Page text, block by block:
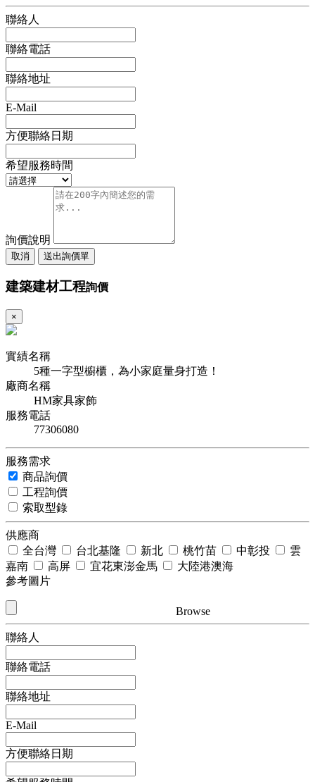
聯絡人
聯絡電話
聯絡地址
E-Mail
方便聯絡日期
希望服務時間
詢價說明
取消 送出詢價單
建築建材工程詢價
×
實績名稱
5種一字型櫥櫃，為小家庭量身打造！
廠商名稱
HM家具家飾
服務電話
77306080
服務需求
商品詢價
工程詢價
索取型錄
供應商
全台灣
台北基隆 新北 桃竹苗 中彰投
雲
嘉南
高屏 宜花東澎金馬
大陸港澳海
參考圖片
Browse
聯絡人
聯絡電話
聯絡地址
E-Mail
方便聯絡日期